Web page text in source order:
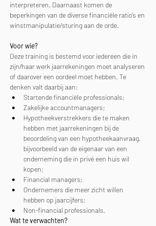
interpreteren. Daarnaast komen de
beperkingen van de diverse financiële ratio’s en
winstmanipulatie/sturing aan de orde.
Voor wie?
Deze training is bestemd voor iedereen die in
zijn/haar werk jaarrekeningen moet analyseren
of daarover een oordeel moet hebben. Te
denken valt daarbij aan:
Startende financiële professionals;
Zakelijke accountmanagers;
Hypotheekverstrekkers die te maken
hebben met jaarrekeningen bij de
beoordeling van een hypotheekaanvraag,
bijvoorbeeld van de eigenaar van een
onderneming die in privé een huis wil
kopen;
Financial managers;
Ondernemers die meer zicht willen
hebben op jaarcijfers;
Non-financial professionals.
Wat te verwachten?